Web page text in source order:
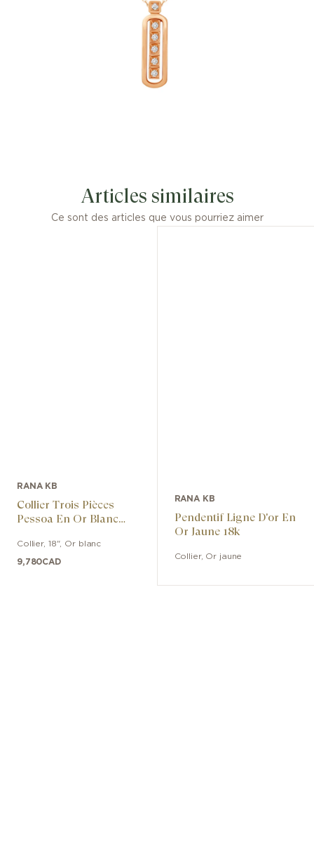
Articles similaires
Ce sont des articles que vous pourriez aimer
RANA KB
Collier Trois Pièces
Pessoa En Or Blanc
Collier, 18", Or blanc
9,780CAD
RANA KB
Pendentif Ligne D'or En
Or Jaune 18k
Collier, Or jaune